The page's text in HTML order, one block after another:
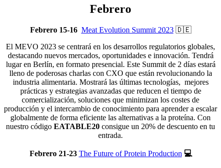
Febrero
Febrero 15-16 Meat Evolution Summit 2023🇩🇪
El MEVO 2023 se centrará en los desarrollos regulatorios globales,
destacando nuevos mercados, oportunidades e innovación. Tendrá
lugar en Berlín, en formato presencial. Este Summit de 2 días estará
lleno de poderosas charlas con CXO que están revolucionando la
industria alimentaria. Mostrará las últimas tecnologías, mejores
prácticas y estrategias avanzadas que reducen el tiempo de
comercialización, soluciones que minimizan los costes de
producción y el intercambio de conocimiento para aprender a escalar
globalmente de forma eficiente las alternativas a la proteína. Con
nuestro código EATABLE20 consigue un 20% de descuento en tu
entrada.
Febrero 21-23 The Future of Protein Production 💻